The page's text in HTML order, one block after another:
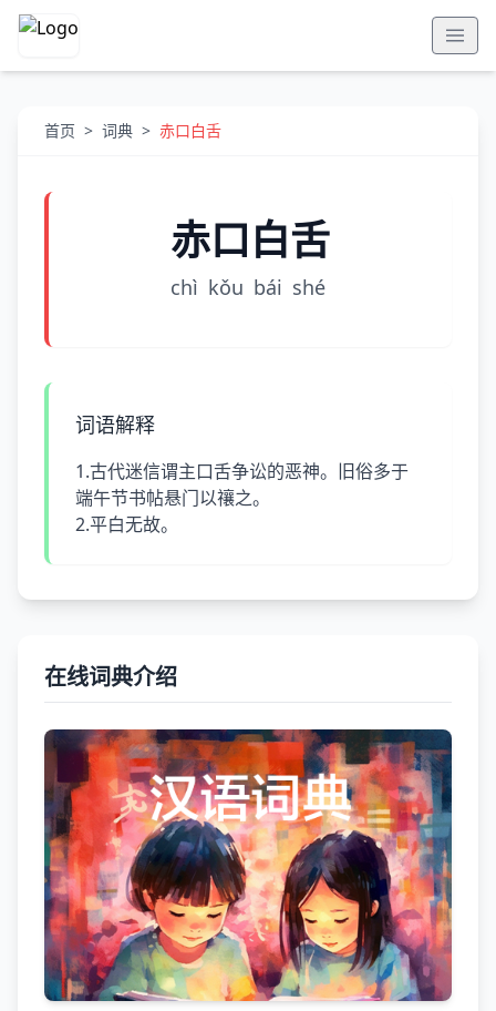
首页 > 词典 > 赤口白舌
赤口白舌
chì kǒu bái shé
词语解释
1.古代迷信谓主口舌争讼的恶神。旧俗多于
端午节书帖悬门以禳之。
2.平白无故。
在线词典介绍